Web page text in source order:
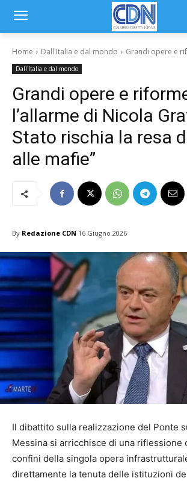
Home Dall'Italia e dal mondo Grandi opere e
Dall'Italia e dal mondo
Grandi opere e
l’allarme di Nicola
Stato rischia la resa
alle mafie”
By Redazione CDN 16 Giugno 2026
Il dibattito sulla realizzazione del Ponte
Messina si arricchisce di una riflessione
confini della singola opera
direttamente la tenuta delle istituzioni